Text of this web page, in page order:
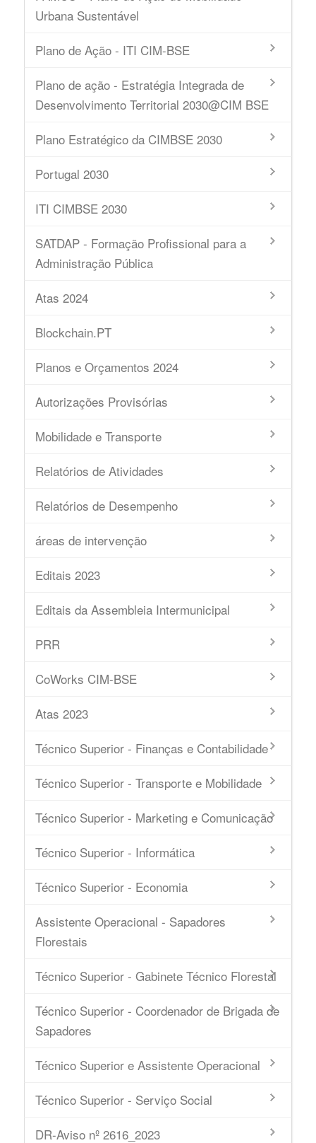
Urbana Sustentável
Plano de Ação - ITI CIM-BSE
Plano de ação - Estratégia Integrada de
Desenvolvimento Territorial 2030@CIM BSE
Plano Estratégico da CIMBSE 2030
Portugal 2030
ITI CIMBSE 2030
SATDAP - Formação Profissional para a
Administração Pública
Atas 2024
Blockchain.PT
Planos e Orçamentos 2024
Autorizações Provisórias
Mobilidade e Transporte
Relatórios de Atividades
Relatórios de Desempenho
áreas de intervenção
Editais 2023
Editais da Assembleia Intermunicipal
PRR
CoWorks CIM-BSE
Atas 2023
Técnico Superior - Finanças e Contabilidade
Técnico Superior - Transporte e Mobilidade
Técnico Superior - Marketing e Comunicação
Técnico Superior - Informática
Técnico Superior - Economia
Assistente Operacional - Sapadores
Florestais
Técnico Superior - Gabinete Técnico Florestal
Técnico Superior - Coordenador de Brigada de
Sapadores
Técnico Superior e Assistente Operacional
Técnico Superior - Serviço Social
DR-Aviso nº 2616_2023